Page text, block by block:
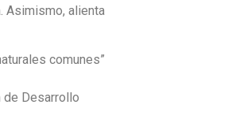
Asimismo, alienta
comunes”
de Desarrollo